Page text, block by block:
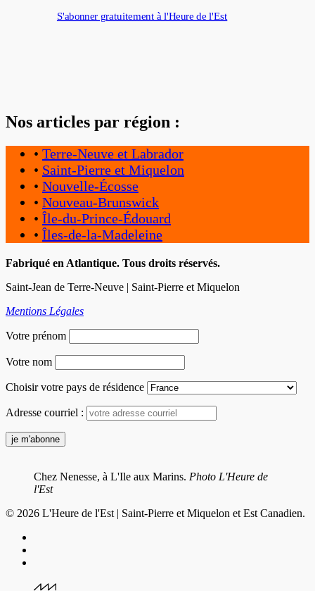
S'abonner gratuitement à l'Heure de l'Est
Nos articles par région :
• Terre-Neuve et Labrador
• Saint-Pierre et Miquelon
• Nouvelle-Écosse
• Nouveau-Brunswick
• Île-du-Prince-Édouard
• Îles-de-la-Madeleine
Fabriqué en Atlantique. Tous droits réservés.
Saint-Jean de Terre-Neuve | Saint-Pierre et Miquelon
Mentions Légales
Votre prénom
Votre nom
Choisir votre pays de résidence
Adresse courriel :
Chez Nenesse, à L'Ile aux Marins. Photo L'Heure de
l'Est
© 2026 L'Heure de l'Est | Saint-Pierre et Miquelon et Est Canadien.